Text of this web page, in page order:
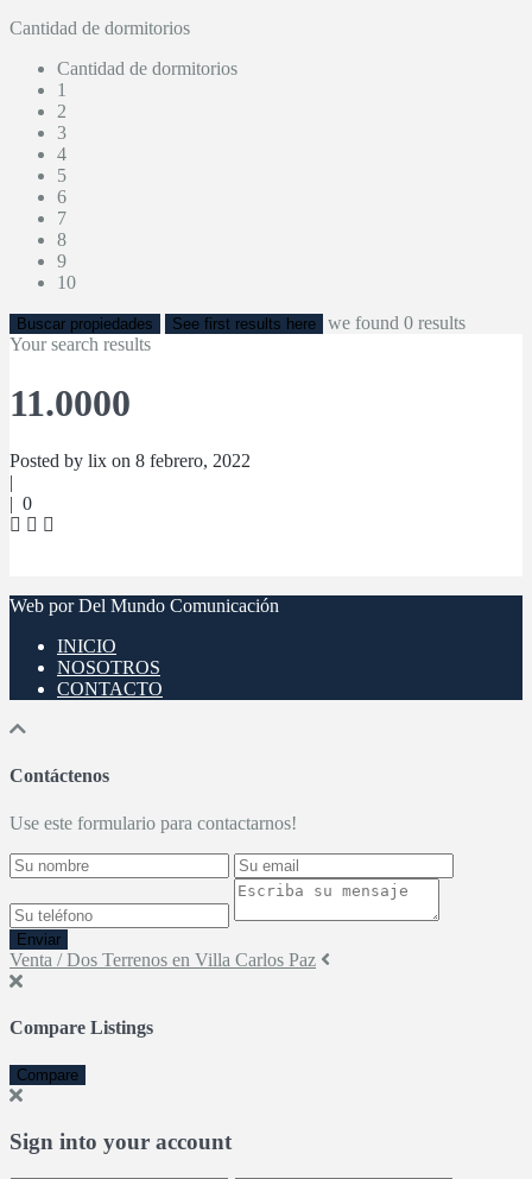
Cantidad de dormitorios
Cantidad de dormitorios
1
2
3
4
5
6
7
8
9
10
Buscar propiedades See first results here we found 0 results
Your search results
11.0000
Posted by lix on 8 febrero, 2022
|
| 0
Web por Del Mundo Comunicación
INICIO
NOSOTROS
CONTACTO
Contáctenos
Use este formulario para contactarnos!
Enviar
Venta / Dos Terrenos en Villa Carlos Paz
Compare Listings
Compare
Sign into your account